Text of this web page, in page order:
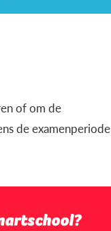
of om de
de examenperiode